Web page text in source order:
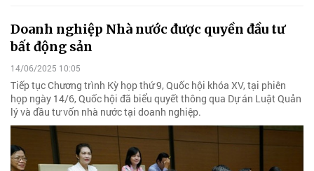
Doanh nghiệp Nhà nước được quyền đầu tư
bất động sản
14/06/2025 10:05
Tiếp tục Chương trình Kỳ họp thứ 9, Quốc hội khóa XV, tại phiên
họp ngày 14/6, Quốc hội đã biểu quyết thông qua Dự án Luật Quản
lý và đầu tư vốn nhà nước tại doanh nghiệp.